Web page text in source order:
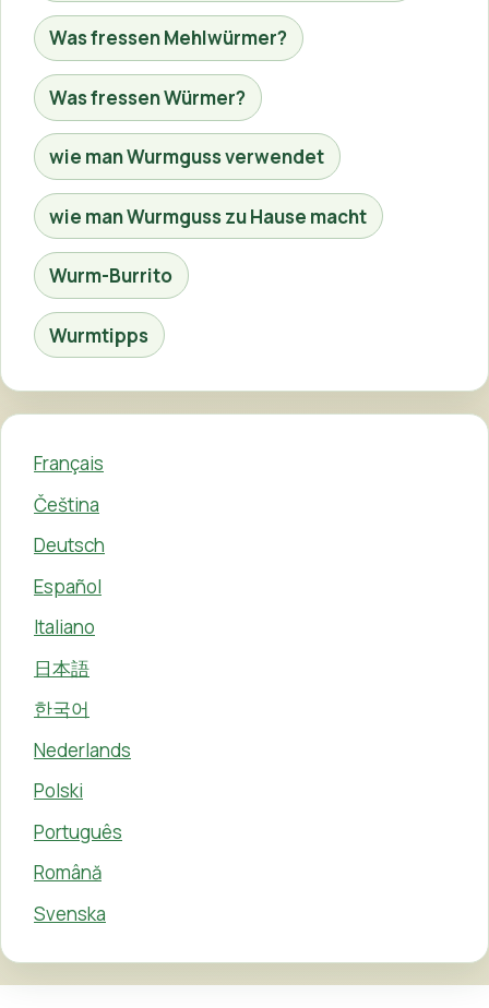
Was fressen Mehlwürmer?
Was fressen Würmer?
wie man Wurmguss verwendet
wie man Wurmguss zu Hause macht
Wurm-Burrito
Wurmtipps
Français
Čeština
Deutsch
Español
Italiano
日本語
한국어
Nederlands
Polski
Português
Română
Svenska